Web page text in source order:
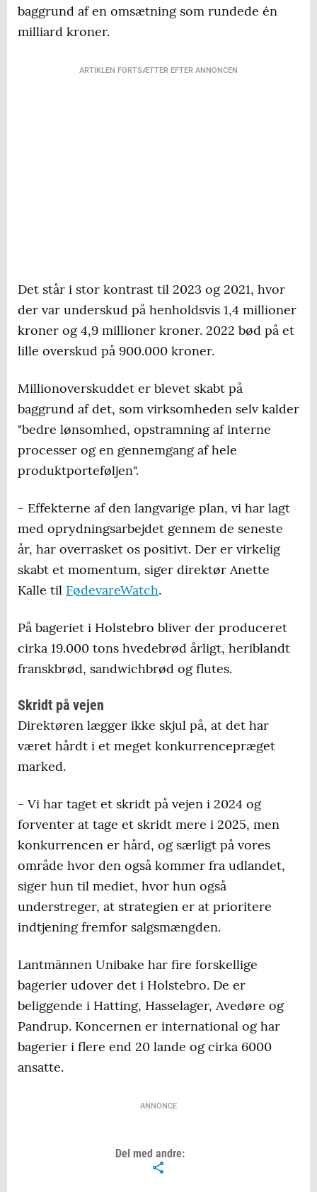
baggrund af en omsætning som rundede én
milliard kroner.
ARTIKLEN FORTSÆTTER EFTER ANNONCEN
Det står i stor kontrast til 2023 og 2021, hvor
der var underskud på henholdsvis 1,4 millioner
kroner og 4,9 millioner kroner. 2022 bød på et
lille overskud på 900.000 kroner.
Millionoverskuddet er blevet skabt på
baggrund af det, som virksomheden selv kalder
"bedre lønsomhed, opstramning af interne
processer og en gennemgang af hele
produktporteføljen".
- Effekterne af den langvarige plan, vi har lagt
med oprydningsarbejdet gennem de seneste
år, har overrasket os positivt. Der er virkelig
skabt et momentum, siger direktør Anette
Kalle til FødevareWatch.
På bageriet i Holstebro bliver der produceret
cirka 19.000 tons hvedebrød årligt, heriblandt
franskbrød, sandwichbrød og flutes.
Skridt på vejen
Direktøren lægger ikke skjul på, at det har
været hårdt i et meget konkurrencepræget
marked.
- Vi har taget et skridt på vejen i 2024 og
forventer at tage et skridt mere i 2025, men
konkurrencen er hård, og særligt på vores
område hvor den også kommer fra udlandet,
siger hun til mediet, hvor hun også
understreger, at strategien er at prioritere
indtjening fremfor salgsmængden.
Lantmännen Unibake har fire forskellige
bagerier udover det i Holstebro. De er
beliggende i Hatting, Hasselager, Avedøre og
Pandrup. Koncernen er international og har
bagerier i flere end 20 lande og cirka 6000
ansatte.
ANNONCE
Del med andre: